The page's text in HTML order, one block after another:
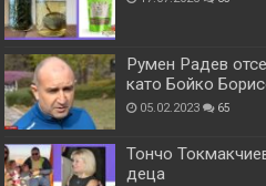
Румен Радев
като Бойко
05.02.2023 65
Тончо
деца